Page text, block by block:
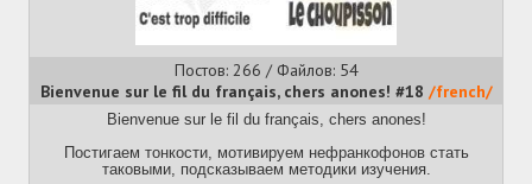
https://2ch.su/fl/res/615542.html
(увы, часть ссылок битые, отсеивать пока некогда. займитесь
- Самый быстрый/простой/понятный способ вкатиться?
от того какой тебе интересен, каждый день слушаешь 1 урок,
после 3 частей сдал в Институте Сервантеса тест у
профессора на А2 изи. Параллельно учишь вокаб. Бывший ОП
Список_100_найкращих_укра
https://30.book-institute.org.ua/
Словари:
http://ukrlit.org/slovnyk
https://sum11.com.ua/
https://553.slovaronline.com/
Постов: 266 / Файлов: 54
Bienvenue sur le fil du français, chers anones! #18 /french/
Bienvenue sur le fil du français, chers anones!
Постигаем тонкости, мотивируем нефранкофонов стать
таковыми, подсказываем методики изучения.